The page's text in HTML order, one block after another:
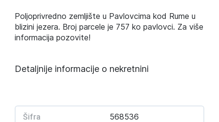
Poljoprivredno zemljište u Pavlovcima kod Rume u
blizini jezera. Broj parcele je 757 ko pavlovci. Za više
informacija pozovite!
Detaljnije informacije o nekretnini
Šifra 568536